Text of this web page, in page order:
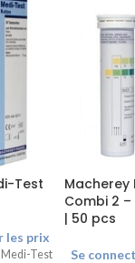
Test
les prix
Test
Macherey
Combi 2
| 50 pcs
Se